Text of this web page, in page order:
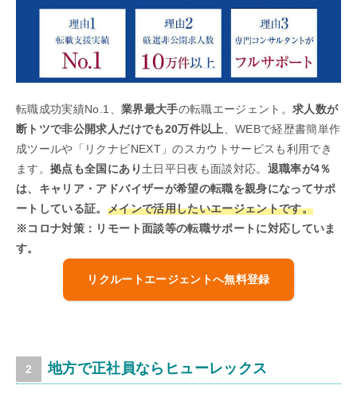
転職成功実績No.1、 業界最大手の転職エージェント。求人数が
断トツで非公開求人だけでも20万件以上
、WEBで経歴書簡単作
成ツールや「リクナビNEXT」のスカウトサービスも利用でき
ます。拠点も全国にあり 土日平日夜も面談対応。 退職率が4％
は、キャリア・アドバイザーが希望の転職を親身になってサポ
ートしている証。 メインで活用したいエージェントです。
※コロナ対策：リモート面談等の転職サポートに対応していま
す。
リクルートエージェントへ無料登録
地方で正社員ならヒューレックス